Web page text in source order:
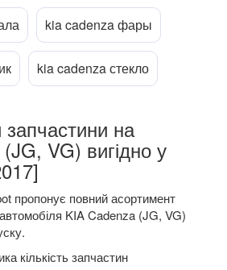
kia cadenza фары
kia cadenza стекло
на
VG) вигідно у
пропонує повний асортимент
KIA Cadenza (JG, VG)
кількість запчастин